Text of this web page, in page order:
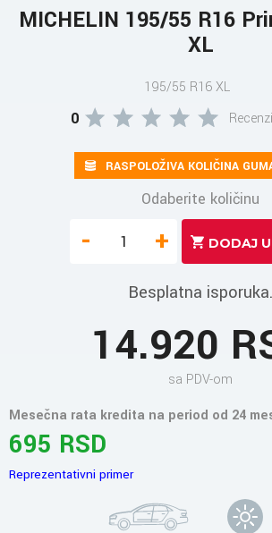
MICHELIN 195/55 R16
XL
195/55 R16 XL
0
RASPOLOŽIVA KOLIČINA
Odaberite količinu
- +
Besplatna isporuka.
14.920
sa PDV-om
Mesečna rata kredita na period od 24
695 RSD
Reprezentativni primer